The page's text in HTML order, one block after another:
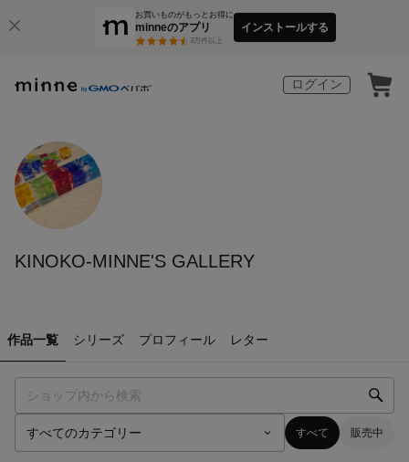
お買いものがもっとお得に
minneのアプリ
3万件以上
インストールする
ログイン
KINOKO-MINNE'S GALLERY
作品一覧 シリーズ プロフィール レター
すべて 販売中